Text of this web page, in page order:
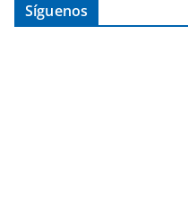
Síguenos